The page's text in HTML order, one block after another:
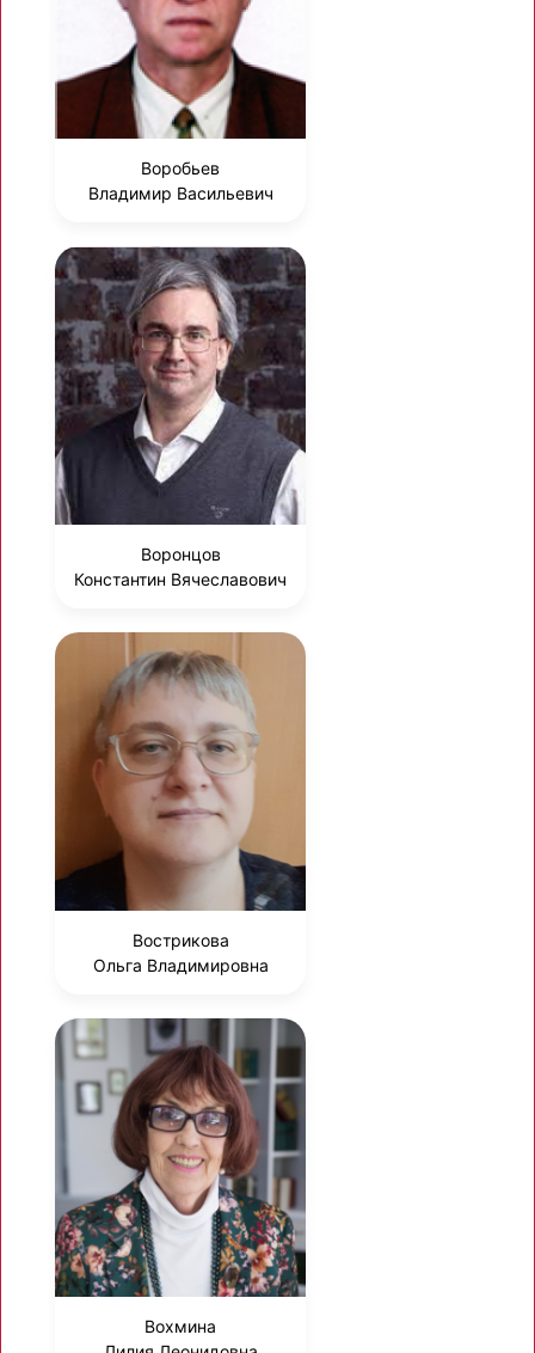
Воробьев
Владимир Васильевич
Воронцов
Константин Вячеславович
Вострикова
Ольга Владимировна
Вохмина